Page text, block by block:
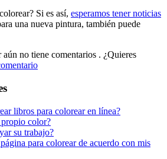
Si es así, esperamos tener noticias
una nueva pintura, también puede
aún no tiene comentarios . ¿Quieres
libros para colorear en línea?
color?
su trabajo?
para colorear de acuerdo con mis